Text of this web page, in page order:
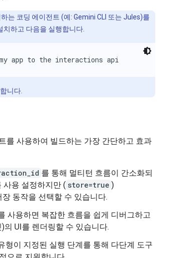
는 코딩 에이전트 (예: Gemini CLI 또는 Jules)를
치하고 다음을 실행합니다.
app to the interactions api
니다.
를 사용하여 빌드하는 가장 간단하고 효과
를 통해 멀티턴 흐름이 간소화되
사용 설정하지만 ( store=true )
동작을 선택할 수 있습니다.
사용하면 복잡한 흐름을 쉽게 디버그하고
의 UI를 렌더링할 수 있습니다.
형이 지정된 실행 단계를 통해 다단계 도구